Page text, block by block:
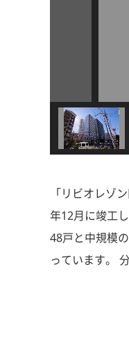
「リビオレゾ
年12月に竣工
48戸と中規模
っています。